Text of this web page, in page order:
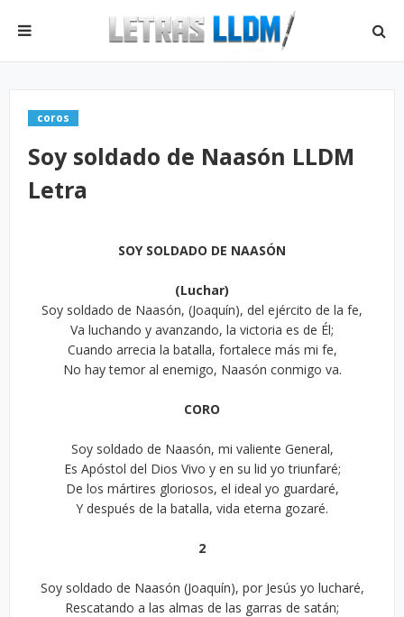
coros
Soy soldado de Naasón LLDM
Letra
SOY SOLDADO DE NAASÓN
(Luchar)
Soy soldado de Naasón, (Joaquín), del ejército de la fe,
Va luchando y avanzando, la victoria es de Él;
Cuando arrecia la batalla, fortalece más mi fe,
No hay temor al enemigo, Naasón conmigo va.
CORO
Soy soldado de Naasón, mi valiente General,
Es Apóstol del Dios Vivo y en su lid yo triunfaré;
De los mártires gloriosos, el ideal yo guardaré,
Y después de la batalla, vida eterna gozaré.
2
Soy soldado de Naasón (Joaquín), por Jesús yo lucharé,
Rescatando a las almas de las garras de satán;